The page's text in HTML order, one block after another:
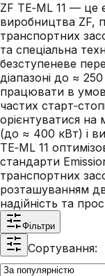
ZF TE‑ML 11 — це
виробництва ZF,
транспортних
та спеціальна
безступеневе
діапазоні до ≈
працювати в
частих
орієнтуватися на
(до ≈ 400 кВт) і
TE‑ML 11
стандарти
транспортних
розташуванням
надійність та
Фільтри
Сортування: